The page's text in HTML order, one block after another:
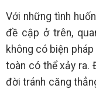
Với những tình
đề cập ở trên,
không có biện
toàn có thể xảy ra.
đời tránh căng